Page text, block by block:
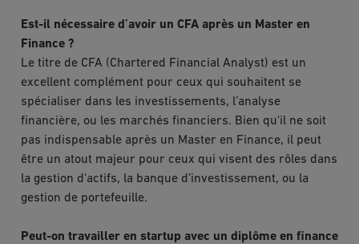
Est-il nécessaire d’avoir un CFA après un Master en
Finance ?
Le titre de CFA (Chartered Financial Analyst) est un
excellent complément pour ceux qui souhaitent se
spécialiser dans les investissements, l’analyse
financière, ou les marchés financiers. Bien qu'il ne soit
pas indispensable après un Master en Finance, il peut
être un atout majeur pour ceux qui visent des rôles dans
la gestion d'actifs, la banque d’investissement, ou la
gestion de portefeuille.
Peut-on travailler en startup avec un diplôme en finance